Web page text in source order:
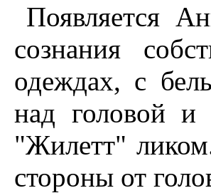
Появляется
сознания
одеждах, с
над головой
"Жилетт"
стороны от